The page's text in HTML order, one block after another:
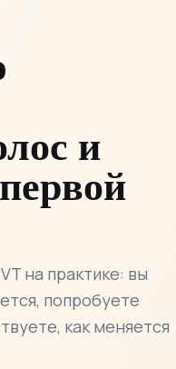
и
на практике: вы
попробуете
как меняется